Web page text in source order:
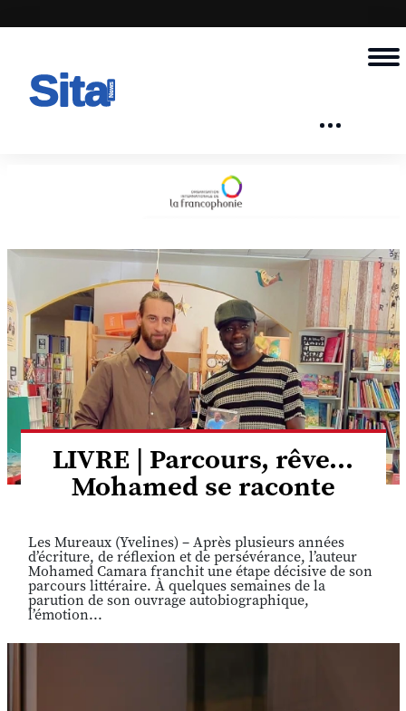
LIVRE | Parcours, rêve...
Mohamed se raconte
Les Mureaux (Yvelines) – Après plusieurs années
d’écriture, de réflexion et de persévérance, l’auteur
Mohamed Camara franchit une étape décisive de son
parcours littéraire. À quelques semaines de la
parution de son ouvrage autobiographique,
l’émotion...